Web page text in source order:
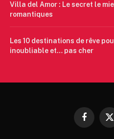
Villa del Amor : Le secret le
romantiques
Les 10 destinations de rêve
inoubliable et… pas cher
Facebook
X